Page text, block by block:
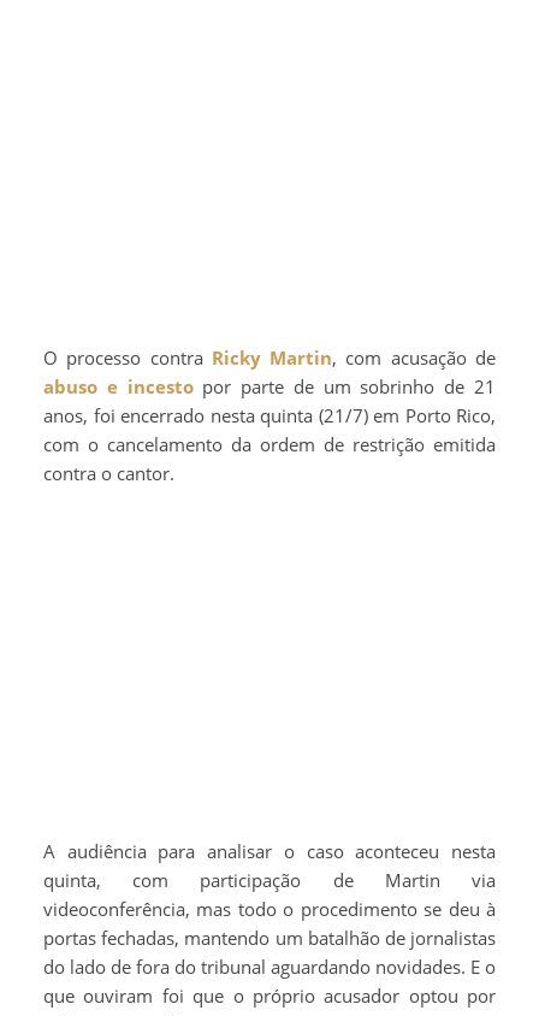
O processo contra Ricky Martin, com acusação de
abuso e incestopor parte de um sobrinho de 21
anos, foi encerrado nesta quinta (21/7) em Porto Rico,
com o cancelamento da ordem de restrição emitida
contra o cantor.
A audiência para analisar o caso aconteceu nesta
quinta, com participação de Martin via
videoconferência, mas todo o procedimento se deu à
portas fechadas, mantendo um batalhão de jornalistas
do lado de fora do tribunal aguardando novidades. E o
que ouviram foi que o próprio acusador optou por